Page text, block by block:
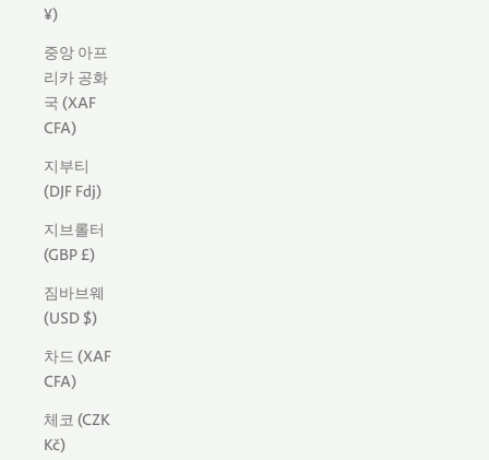
¥)
중앙 아프
리카 공화
국 (XAF
CFA)
지부티
(DJF Fdj)
지브롤터
(GBP £)
짐바브웨
(USD $)
차드 (XAF
CFA)
체코 (CZK
Kč)